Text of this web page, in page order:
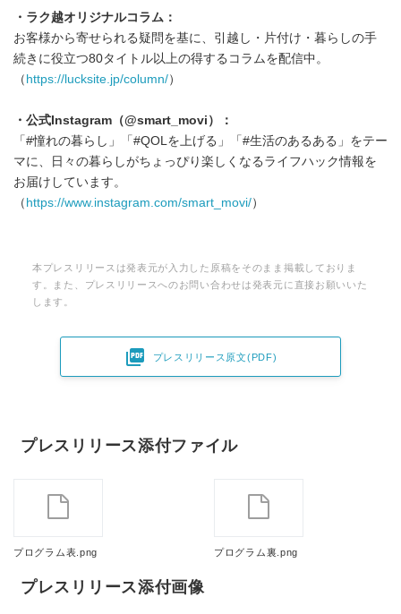
・ラク越オリジナルコラム：
お客様から寄せられる疑問を基に、引越し・片付け・暮らしの手
続きに役立つ80タイトル以上の得するコラムを配信中。
（ https://lucksite.jp/column/）
・公式 Instagram （@smart_movi ）：
「#憧れの暮らし」「#QOLを上げる」「#生活のあるある」をテー
マに、日々の暮らしがちょっぴり楽しくなるライフハック情報を
お届けしています。
（ https://www.instagram.com/smart_movi/）
本プレスリリースは発表元が入力した原稿をそのまま掲載しておりま
す。また、プレスリリースへのお問い合わせは発表元に直接お願いいた
します。
 プレスリリース原文(PDF)
プレスリリース添付ファイル
プログラム表.png プログラム裏.png
プレスリリース添付画像
English